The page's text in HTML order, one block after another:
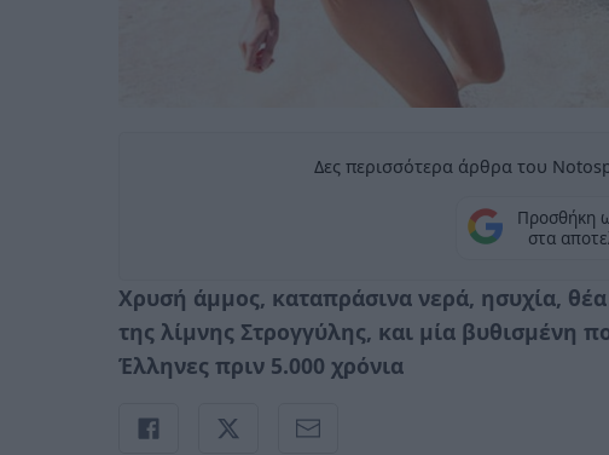
Δες περισσότερα άρθρα του
Προσθήκη
στα
Χρυσή άμμος, καταπράσινα νερά, ησυχία,
της λίμνης Στρογγύλης, και μία βυθισμένη
Έλληνες πριν 5.000 χρόνια